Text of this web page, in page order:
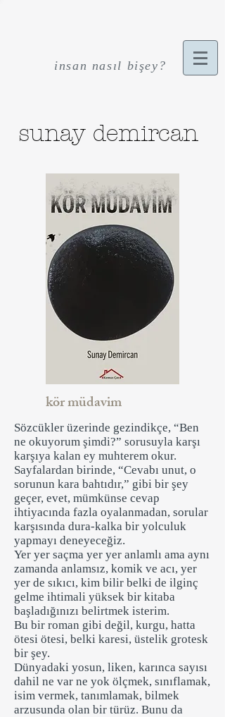
insan nasıl bişey?
sunay demircan
kör müdavim
Sözcükler üzerinde gezindikçe, “Ben
ne okuyorum şimdi?” sorusuyla karşı
karşıya kalan ey muhterem okur.
Sayfalardan birinde, “Cevabı unut, o
sorunun kara bahtıdır,” gibi bir şey
geçer, evet, mümkünse cevap
ihtiyacında fazla oyalanmadan, sorular
karşısında dura-kalka bir yolculuk
yapmayı deneyeceğiz.
Yer yer saçma yer yer anlamlı ama aynı
zamanda anlamsız, komik ve acı, yer
yer de sıkıcı, kim bilir belki de ilginç
gelme ihtimali yüksek bir kitaba
başladığınızı belirtmek isterim.
Bu bir roman gibi değil, kurgu, hatta
ötesi ötesi, belki karesi, üstelik grotesk
bir şey.
Dünyadaki yosun, liken, karınca sayısı
dahil ne var ne yok ölçmek, sınıflamak,
isim vermek, tanımlamak, bilmek
arzusunda olan bir türüz. Bunu da